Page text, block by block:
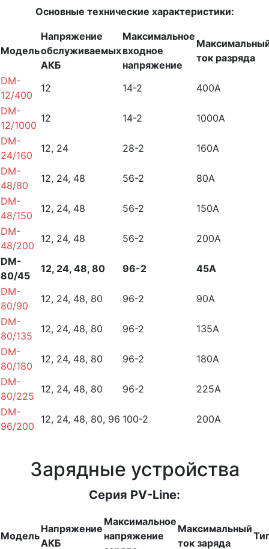
Основные технические характеристики:
Модель
Напряжение
обслуживаемых
АКБ
Максимальное
входное
напряжение
ток разряда
DM-
12/400
12 14-2
400А
DM-
12/1000
12 14-2
1000А
DM-
24/160
12, 24 28-2
160А
DM-
48/80
12, 24, 48 56-2
80А
DM-
48/150
12, 24, 48 56-2
150А
DM-
48/200
12, 24, 48 56-2
200А
DM-
80/45
12, 24, 48, 80 96-2
45А
DM-
80/90
12, 24, 48, 80 96-2
90А
DM-
80/135
12, 24, 48, 80 96-2
135А
DM-
80/180
12, 24, 48, 80 96-2
180А
DM-
80/225
12, 24, 48, 80 96-2
225А
DM-
96/200
12, 24, 48, 80, 96 100-2 200А
Зарядные устройства
Серия PV-Line:
Модель
Напряжение
АКБ
Максимальное
напряжение
Максимальный
ток заряда